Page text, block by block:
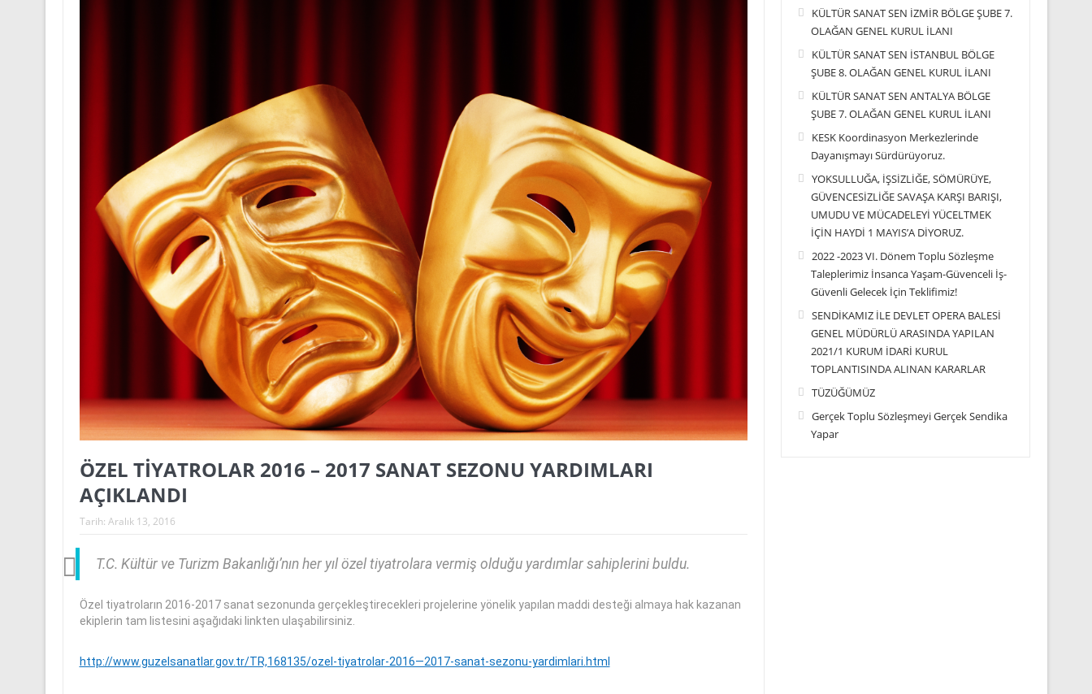
ÖZEL TİYATROLAR 2016 – 2017 SANAT SEZONU YARDIMLARI
AÇIKLANDI
Tarih: Aralık 13, 2016
T.C. Kültür ve Turizm Bakanlığı’nın her yıl özel tiyatrolara vermiş olduğu yardımlar sahiplerini buldu.
Özel tiyatroların 2016-2017 sanat sezonunda gerçekleştirecekleri projelerine yönelik yapılan maddi desteği almaya hak kazanan
ekiplerin tam listesini aşağıdaki linkten ulaşabilirsiniz.
http://www.guzelsanatlar.gov.tr/TR,168135/ozel-tiyatrolar-2016—2017-sanat-sezonu-yardimlari.html
KÜLTÜR SANAT SEN İZMİR BÖLGE ŞUBE 7.
OLAĞAN GENEL KURUL İLANI
KÜLTÜR SANAT SEN İSTANBUL BÖLGE
ŞUBE 8. OLAĞAN GENEL KURUL İLANI
KÜLTÜR SANAT SEN ANTALYA BÖLGE
ŞUBE 7. OLAĞAN GENEL KURUL İLANI
KESK Koordinasyon Merkezlerinde
Dayanışmayı Sürdürüyoruz.
YOKSULLUĞA, İŞSİZLİĞE, SÖMÜRÜYE,
GÜVENCESİZLİĞE SAVAŞA KARŞI BARIŞI,
UMUDU VE MÜCADELEYİ YÜCELTMEK
İÇİN HAYDİ 1 MAYIS’A DİYORUZ.
2022 -2023 VI. Dönem Toplu Sözleşme
Taleplerimiz İnsanca Yaşam-Güvenceli İş-
Güvenli Gelecek İçin Teklifimiz!
SENDİKAMIZ İLE DEVLET OPERA BALESİ
GENEL MÜDÜRLÜ ARASINDA YAPILAN
2021/1 KURUM İDARİ KURUL
TOPLANTISINDA ALINAN KARARLAR
TÜZÜĞÜMÜZ
Gerçek Toplu Sözleşmeyi Gerçek Sendika
Yapar